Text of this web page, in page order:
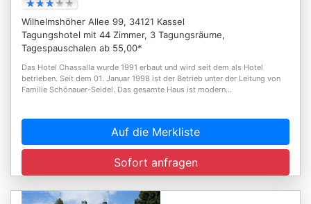
Wilhelmshöher Allee 99, 34121 Kassel
Tagungshotel mit 44 Zimmer, 3 Tagungsräume,
Tagespauschalen ab 55,00*
Das Hotel Chassalla wurde 1991 erbaut und wird seit dem als Hotel
betrieben. Seit dem 01. Januar 1998 ist der Betrieb unter der Leitung von
Familie Schönauer-Seidel. Das gesamte Haus ist modern...
Auf die Merkliste
Sofort anfragen